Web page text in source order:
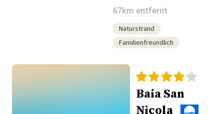
67km entfernt
Naturstrand
Familienfreundlich
Baia San
Nicola